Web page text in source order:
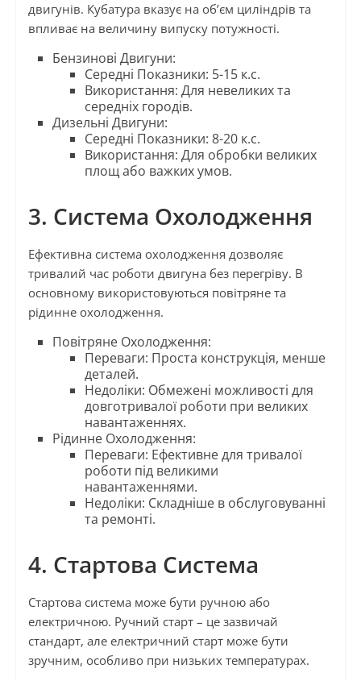
двигунів. Кубатура вказує на об’єм циліндрів та
впливає на величину випуску потужності.
Бензинові Двигуни:
Середні Показники: 5-15 к.с.
Використання: Для невеликих та
середніх городів.
Дизельні Двигуни:
Середні Показники: 8-20 к.с.
Використання: Для обробки великих
площ або важких умов.
3. Система Охолодження
Ефективна система охолодження дозволяє
тривалий час роботи двигуна без перегріву. В
основному використовуються повітряне та
рідинне охолодження.
Повітряне Охолодження:
Переваги: Проста конструкція, менше
деталей.
Недоліки: Обмежені можливості для
довготривалої роботи при великих
навантаженнях.
Рідинне Охолодження:
Переваги: Ефективне для тривалої
роботи під великими
навантаженнями.
Недоліки: Складніше в обслуговуванні
та ремонті.
4. Стартова Система
Стартова система може бути ручною або
електричною. Ручний старт – це зазвичай
стандарт, але електричний старт може бути
зручним, особливо при низьких температурах.